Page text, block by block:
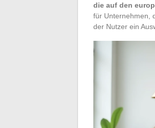
die auf den
für Unternehmen,
der Nutzer ein